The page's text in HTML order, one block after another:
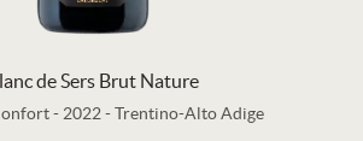
de Sers Brut Nature
- 2022 -Trentino-Alto Adige